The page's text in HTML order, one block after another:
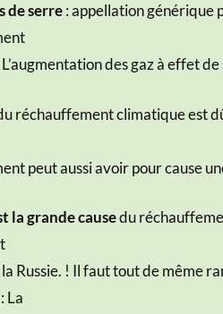
de serre: appellation générique
des gaz à effet
réchauffement climatique est
peut aussi avoir pour cause
la grande causedu
Russie. ! Il faut tout de même
La